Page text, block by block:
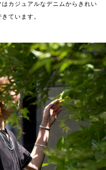
カジュアルなデニムからきれい
ています。